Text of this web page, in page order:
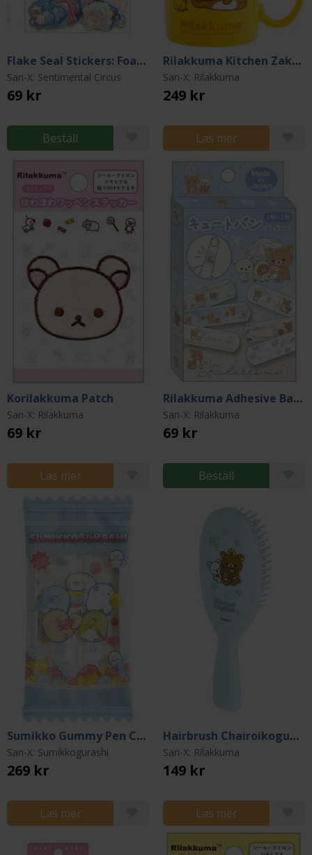
Flake Seal Stickers: Foamy Night
San-X: Sentimental Circus
69 kr
Beställ
Rilakkuma Kitchen Zakka Mug
San-X: Rilakkuma
249 kr
Läs mer
Korilakkuma Patch
San-X: Rilakkuma
69 kr
Läs mer
Rilakkuma Adhesive Bandages Rainy Days With Sun
San-X: Rilakkuma
69 kr
Beställ
Sumikko Gummy Pen Case
San-X: Sumikkogurashi
269 kr
Läs mer
Hairbrush Chairoikoguma
San-X: Rilakkuma
149 kr
Läs mer